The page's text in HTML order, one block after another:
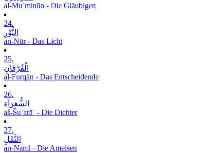
al-Muʾminūn - Die Gläubigen
24.
النُّوْرِ
an-Nūr - Das Licht
25.
الْفُرْقَانِ
al-Furqān - Das Entscheidende
26.
الشُّعَرَآءِ
aš-Šuʿarāʾ - Die Dichter
27.
النَّمْلِ
an-Naml - Die Ameisen